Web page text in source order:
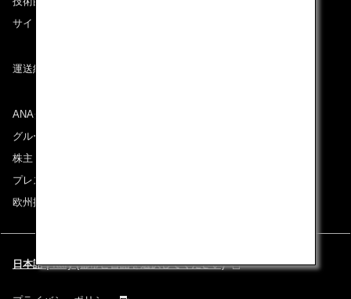
サイトマップ
運送約款
ANAグループについて
グループ企業一覧
株主・投資家情報
プレスリリース
欧州採用情報
日本語 | Italy (都市と言語を選択してください)